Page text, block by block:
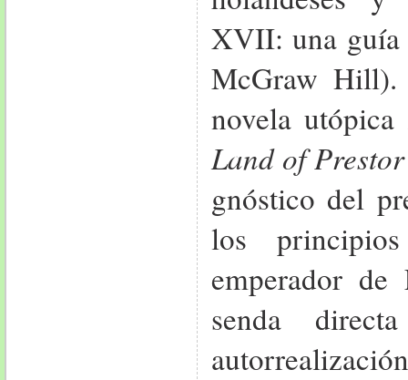
XVII: una guía
McGraw
novela utópica
Land of
gnóstico del
los
emperador
senda